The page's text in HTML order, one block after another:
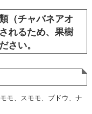
（チャバネアオ
れるため、果樹
さい。
モ、スモモ、ブドウ、ナ